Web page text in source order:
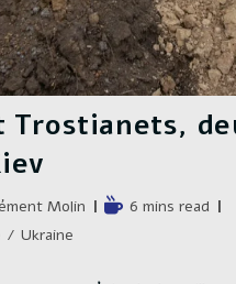
Trostianets,
autriceMolin
Temps6 mins read
/ Ukraine